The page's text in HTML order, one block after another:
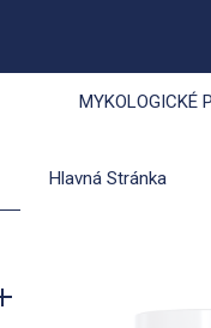
MYKOLOGICKÉ
Hlavná Stránka